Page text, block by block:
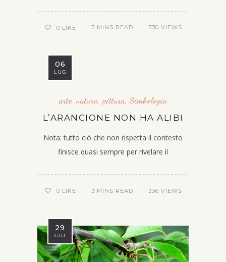
0 LIKE 3 MINS READ 330 VIEWS
06
LUG
arte, natura, pittura,Simbologia
L’ARANCIONE NON HA ALIBI
Nota: tutto ciò che non rispetta il contesto
finisce quasi sempre per rivelare il
0 LIKE 3 MINS READ 336 VIEWS
29
GIU